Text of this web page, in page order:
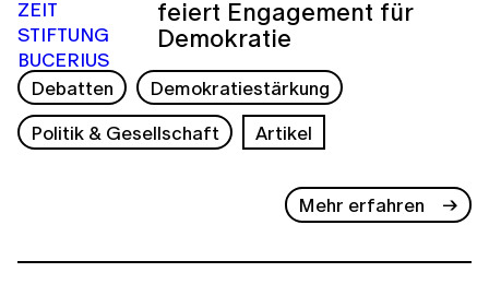
feiert Engagement für
Demokratie
Debatten
Demokratiestärkung
Politik & Gesellschaft
Artikel
Mehr erfahren